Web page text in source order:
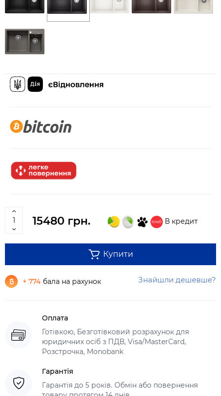
15480 грн. В кредит
Купити
+ 774 бала на рахунок Знайшли дешевше?
Оплата
Готівкою, Безготівковий розрахунок для
юридичних осіб з ПДВ, Visa/MasterCard,
Розстрочка, Monobank
Гарантія
Гарантія до 5 років. Обмін або повернення